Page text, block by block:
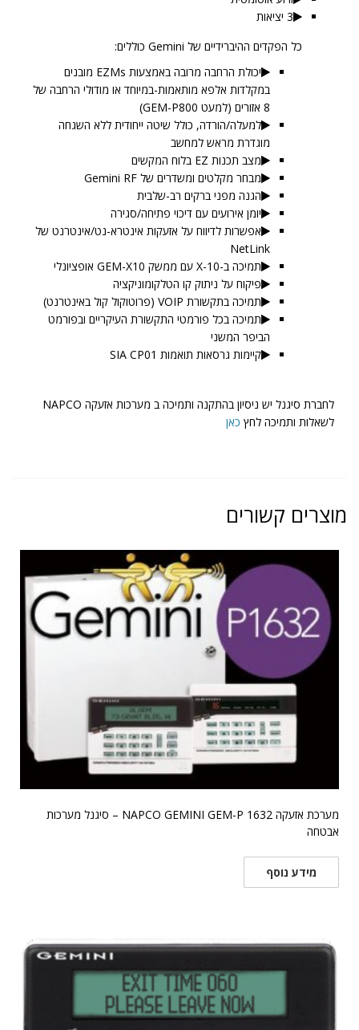
3 יציאות
כל הפקדים ההיברידיים של Gemini כוללים:
יכולת הרחבה מרובה באמצעות EZMs מובנים
במקלדות אלפא מותאמות-במיוחד או מודולי הרחבה של
8 אזורים (למעט GEM-P800)
למעלה/הורדה, כולל שיטה ייחודית ללא השגחה
מוגדרת מראש למחשב
מצב תכנות EZ בלוח המקשים
מבחר מקלטים ומשדרים של Gemini RF
הגנה מפני ברקים רב-שלבית
יומן אירועים עם דיכוי פתיחה/סגירה
אפשרות לדיווח על אזעקות אינטרא-נט/אינטרנט של
NetLink
תמיכה ב-X-10 עם ממשק GEM-X10 אופציונלי
פיקוח על ניתוק קו הטלקומוניקציה
תמיכה בתקשורת VOIP (פרוטוקול קול באינטרנט)
תמיכה בכל פורמטי התקשורת העיקריים ובפורמט
הביפר המשני
קיימות גרסאות תואמות SIA CP01
לחברת סיגנל יש ניסיון בהתקנה ותמיכה ב מערכות אזעקה NAPCO
לשאלות ותמיכה לחץ כאן
מוצרים קשורים
מערכת אזעקה NAPCO GEMINI GEM-P 1632 – סיגנל מערכות
אבטחה
מידע נוסף